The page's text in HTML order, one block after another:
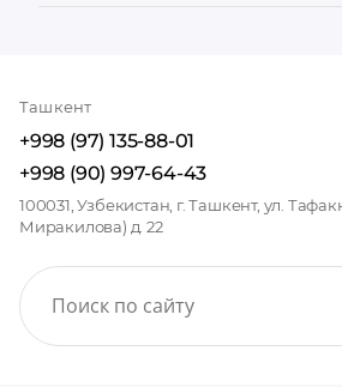
Ташкент
+998 (97) 135-88-01
+998 (90) 997-64-43
100031, Узбекистан, г. Ташкент, ул.
Миракилова) д. 22